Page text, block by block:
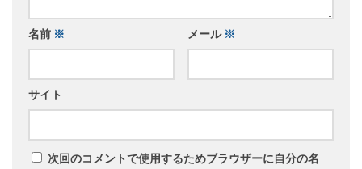
名前 ※ メール ※
サイト
次回のコメントで使用するためブラウザーに自分の名